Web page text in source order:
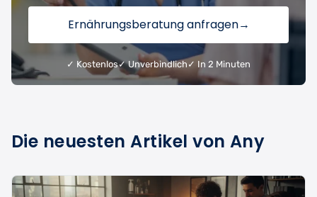
Ernährungsberatung anfragen→
✓ Kostenlos✓ Unverbindlich ✓ In 2 Minuten
Die neuesten Artikel von Any